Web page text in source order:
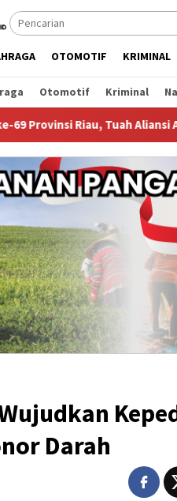
OTOMOTIF KRIMINAL
Otomotif Kriminal
Aliansi Anak Melayu
Darah